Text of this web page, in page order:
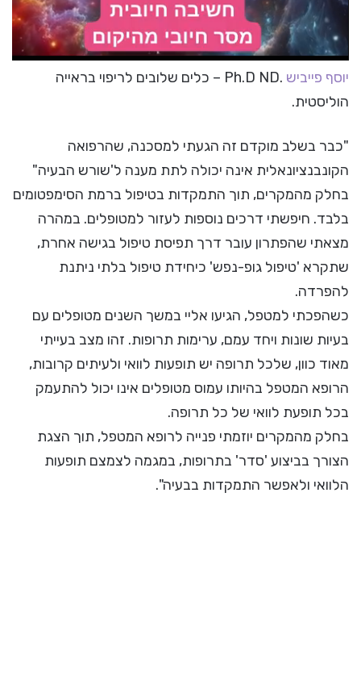
יוסף פייביש
.Ph.D ND – כלים שלובים לריפוי בראייה
הוליסטית.
"כבר בשלב מוקדם זה הגעתי למסכנה, שהרפואה
הקונבנציונאלית אינה יכולה לתת מענה ל'שורש הבעיה"
בחלק מהמקרים, תוך התמקדות בטיפול ברמת הסימפטומים
בלבד. חיפשתי דרכים נוספות לעזור למטופלים. במהרה
מצאתי שהפתרון עובר דרך תפיסת טיפול בגישה אחרת,
שתקרא 'טיפול גופ-נפש' כיחידת טיפול בלתי ניתנת
להפרדה.
כשהפכתי למטפל, הגיעו אליי במשך השנים מטופלים עם
בעיות שונות ויחד עמם, ערימות תרופות. זהו מצב בעייתי
מאוד כוון, שלכל תרופה יש תופעות לוואי ולעיתים קרובות,
הרופא המטפל בהיותו עמוס מטופלים אינו יכול להתעמק
בכל תופעת לוואי של כל תרופה.
בחלק מהמקרים יוזמתי פנייה לרופא המטפל, תוך הצגת
הצורך בביצוע 'סדר' בתרופות, במגמה לצמצם תופעות
הלוואי ולאפשר התמקדות בבעיה".